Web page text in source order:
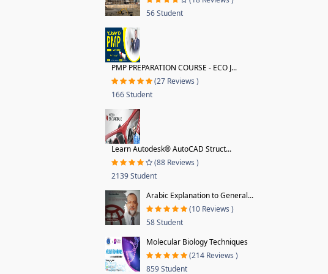
56 Student
PMP PREPARATION COURSE - ECO J...
(27 Reviews )
166 Student
Learn Autodesk® AutoCAD Struct...
(88 Reviews )
2139 Student
Arabic Explanation to General...
(10 Reviews )
58 Student
Molecular Biology Techniques
(214 Reviews )
859 Student